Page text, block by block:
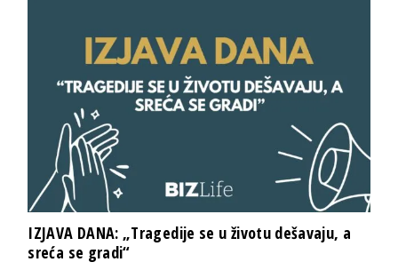
IZJAVA DANA: „Tragedije se u životu dešavaju, a
sreća se gradi“